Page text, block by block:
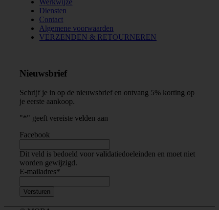
Diensten
Contact
Algemene voorwaarden
VERZENDEN & RETOURNEREN
Nieuwsbrief
Schrijf je in op de nieuwsbrief en ontvang 5% korting op
je eerste aankoop.
"*" geeft vereiste velden aan
Facebook
Dit veld is bedoeld voor validatiedoeleinden en moet niet
worden gewijzigd.
E-mailadres*